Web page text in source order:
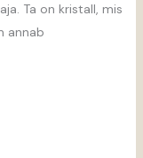
Ta on kristall, mis
annab